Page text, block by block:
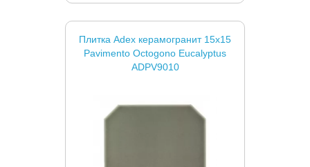
Плитка Adex керамогранит 15x15
Pavimento Octogono Eucalyptus
ADPV9010